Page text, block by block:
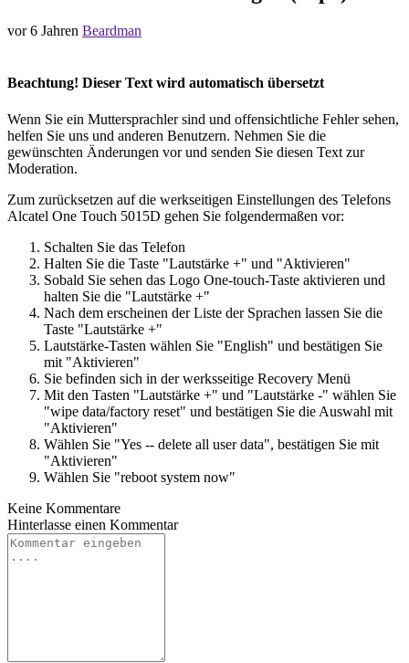
vor 6 Jahren Beardman
Beachtung! Dieser Text wird automatisch übersetzt
Wenn Sie ein Muttersprachler sind und offensichtliche Fehler sehen,
helfen Sie uns und anderen Benutzern. Nehmen Sie die
gewünschten Änderungen vor und senden Sie diesen Text zur
Moderation.
Zum zurücksetzen auf die werkseitigen Einstellungen des Telefons
Alcatel One Touch 5015D gehen Sie folgendermaßen vor:
Schalten Sie das Telefon
Halten Sie die Taste "Lautstärke +" und "Aktivieren"
Sobald Sie sehen das Logo One-touch-Taste aktivieren und
halten Sie die "Lautstärke +"
Nach dem erscheinen der Liste der Sprachen lassen Sie die
Taste "Lautstärke +"
Lautstärke-Tasten wählen Sie "English" und bestätigen Sie
mit "Aktivieren"
Sie befinden sich in der werksseitige Recovery Menü
Mit den Tasten "Lautstärke +" und "Lautstärke -" wählen Sie
"wipe data/factory reset" und bestätigen Sie die Auswahl mit
"Aktivieren"
Wählen Sie "Yes -- delete all user data", bestätigen Sie mit
"Aktivieren"
Wählen Sie "reboot system now"
Keine Kommentare
Hinterlasse einen Kommentar